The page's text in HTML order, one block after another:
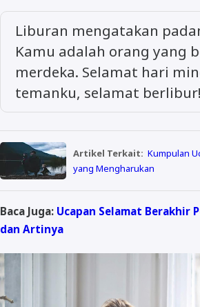
Liburan mengatakan
Kamu adalah orang yang
merdeka. Selamat hari
temanku, selamat berlibur!
Artikel Terkait: Kumpulan
yang Mengharukan
Baca Juga: Ucapan Selamat Berakhir
dan Artinya